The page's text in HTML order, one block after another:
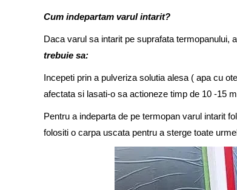
Cum indepartam varul intarit?
Daca varul sa intarit pe suprafata termopanului,
trebuie sa:
Incepeti prin a pulveriza solutia alesa ( apa cu
afectata si lasati-o sa actioneze timp de 10 -15
Pentru a indeparta de pe termopan varul intarit
folositi o carpa uscata pentru a sterge toate